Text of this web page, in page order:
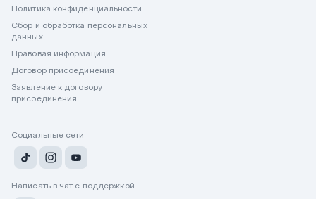
Политика конфиденциальности
Сбор и обработка персональных
данных
Правовая информация
Договор присоединения
Заявление к договору
присоединения
Социальные сети
Написать в чат с поддержкой